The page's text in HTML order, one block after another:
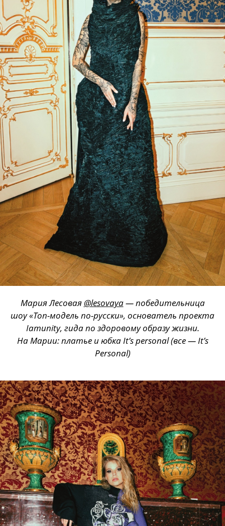
Мария Лесовая @lesovaya— победительница
шоу «Топ-модель по-русски», основатель проекта
Iamunity, гида по здоровому образу жизни.
На Марии: платье и юбка It’s personal (все — It’s
Personal)